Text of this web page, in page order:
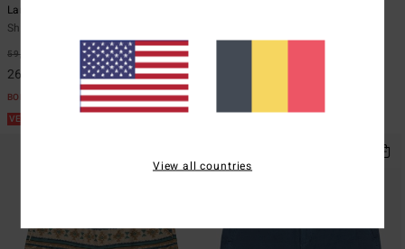
Larry
Short taille élastique Bleu Homme
59,95 €
26,98 €
BONS PLANS
VENTE FLASH 25% EXTRA
View all countries